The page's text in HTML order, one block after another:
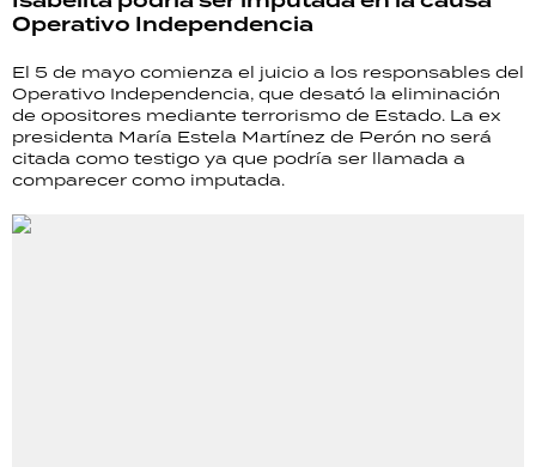
Operativo Independencia
El 5 de mayo comienza el juicio a los responsables del
Operativo Independencia, que desató la eliminación
de opositores mediante terrorismo de Estado. La ex
presidenta María Estela Martínez de Perón no será
citada como testigo ya que podría ser llamada a
comparecer como imputada.